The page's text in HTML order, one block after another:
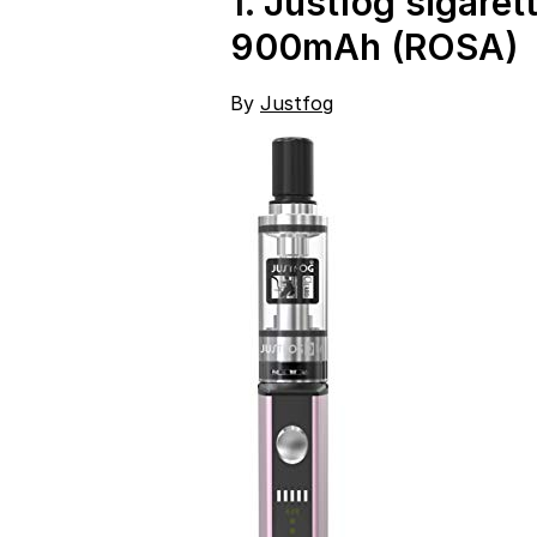
Learning, Nero
900mAh (ROSA)
By Justfog